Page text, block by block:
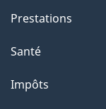
Prestations
Santé
Impôts